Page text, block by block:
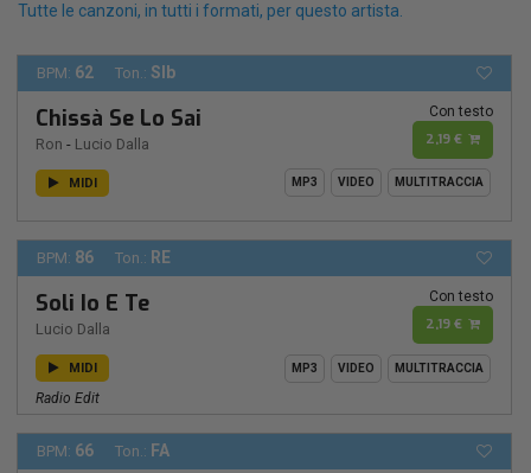
Tutte le canzoni, in tutti i formati, per questo artista.
BPM: 62 Ton.: SIb
Chissà Se Lo Sai
Ron - Lucio Dalla
Con testo
2,19 €
MIDI MP3 VIDEO MULTITRACCIA
BPM: 86 Ton.: RE
Soli Io E Te
Lucio Dalla
Con testo
2,19 €
MIDI MP3 VIDEO MULTITRACCIA
Radio Edit
BPM: 66 Ton.: FA